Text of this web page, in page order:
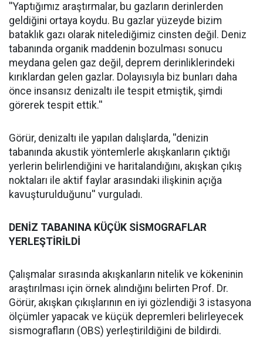
''Yaptığımız araştırmalar, bu gazların derinlerden
geldiğini ortaya koydu. Bu gazlar yüzeyde bizim
bataklık gazı olarak nitelediğimiz cinsten değil. Deniz
tabanında organik maddenin bozulması sonucu
meydana gelen gaz değil, deprem derinliklerindeki
kırıklardan gelen gazlar. Dolayısıyla biz bunları daha
önce insansız denizaltı ile tespit etmiştik, şimdi
görerek tespit ettik.''
Görür, denizaltı ile yapılan dalışlarda, ''denizin
tabanında akustik yöntemlerle akışkanların çıktığı
yerlerin belirlendiğini ve haritalandığını, akışkan çıkış
noktaları ile aktif faylar arasındaki ilişkinin açığa
kavuşturulduğunu'' vurguladı.
DENİZ TABANINA KÜÇÜK SİSMOGRAFLAR
YERLEŞTİRİLDİ
Çalışmalar sırasında akışkanların nitelik ve kökeninin
araştırılması için örnek alındığını belirten Prof. Dr.
Görür, akışkan çıkışlarının en iyi gözlendiği 3 istasyona
ölçümler yapacak ve küçük depremleri belirleyecek
sismografların (OBS) yerleştirildiğini de bildirdi.